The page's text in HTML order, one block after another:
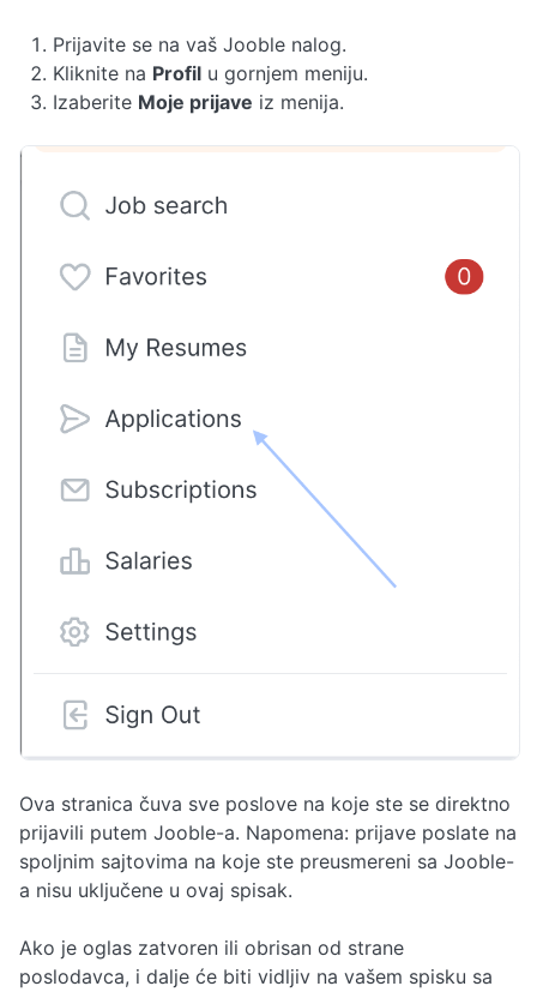
Prijavite se na vaš Jooble nalog.
Kliknite na Profil u gornjem meniju.
Izaberite Moje prijave iz menija.
Ova stranica čuva sve poslove na koje ste se direktno
prijavili putem Jooble-a. Napomena: prijave poslate na
spoljnim sajtovima na koje ste preusmereni sa Jooble-
a nisu uključene u ovaj spisak.
Ako je oglas zatvoren ili obrisan od strane
poslodavca, i dalje će biti vidljiv na vašem spisku sa